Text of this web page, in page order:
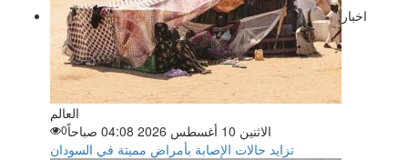
اخبار
العالم
الاثنين 10 أغسطس 2026 04:08 صباحاً
0
تزايد حالات الإصابة بأمراض مميتة في السودان